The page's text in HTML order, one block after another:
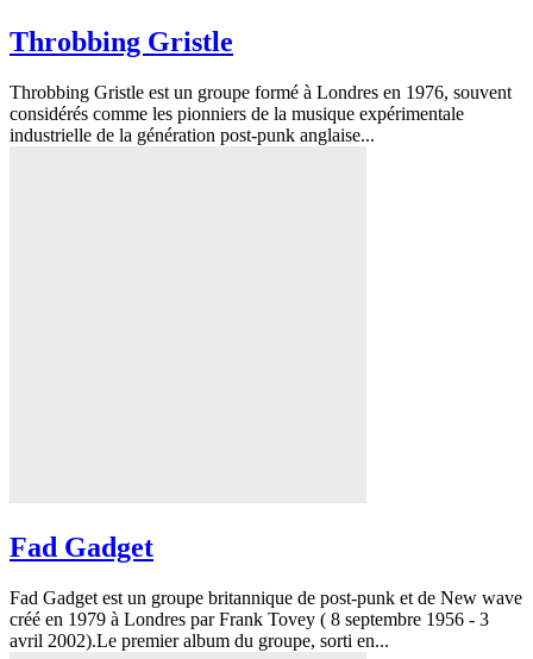
Throbbing Gristle
Throbbing Gristle est un groupe formé à Londres en 1976, souvent
considérés comme les pionniers de la musique expérimentale
industrielle de la génération post-punk anglaise...
Fad Gadget
Fad Gadget est un groupe britannique de post-punk et de New wave
créé en 1979 à Londres par Frank Tovey ( 8 septembre 1956 - 3
avril 2002).Le premier album du groupe, sorti en...